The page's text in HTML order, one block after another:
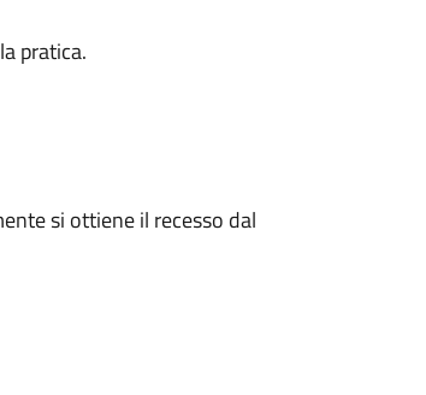
pratica.
si ottiene il recesso dal